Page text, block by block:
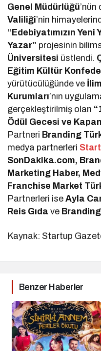
Genel Müdürlüğü’nün
Valiliği’nin
“Edebiyatımızın Yeni
Yazar” projesinin
Üniversitesi üstlendi.
Eğitim Kültür
yürütücülüğünde ve
Kurumları’nın
gerçekleştirilmiş olan
Ödül Gecesi ve
Partneri Branding
medya partnerleri
SonDakika.com,
Marketing Haber,
Franchise Market
Partnerleri iseAyla
Reis Gıda ve
Kaynak: Startup
Benzer Haberler